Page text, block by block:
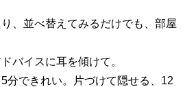
、並べ替えてみるだけでも、部屋
バイスに耳を傾けて。
5分できれい。片づけて隠せる、12